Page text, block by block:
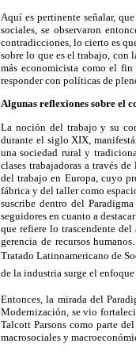
Aquí es pertinente señalar,
sociales, se observaron
contradicciones, lo cierto es
sobre lo que es el trabajo, con
más economicista como el
responder con políticas de
Algunas reflexiones sobre el
La noción del trabajo y su
durante el siglo XIX,
una sociedad rural y
clases trabajadoras a través
del trabajo en Europa, cuyo
fábrica y del taller como
suscribe dentro del
seguidores en cuanto a
que refiere lo trascendente
gerencia de recursos
Tratado Latinoamericano de
de la industria surge el enfoque
Entonces, la mirada del
Modernización, se vio
Talcott Parsons como parte
macrosociales y